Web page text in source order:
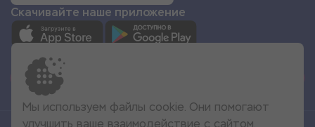
Скачивайте наше приложение
Мы используем файлы cookie. Они помогают
улучшить ваше взаимодействие с сайтом.